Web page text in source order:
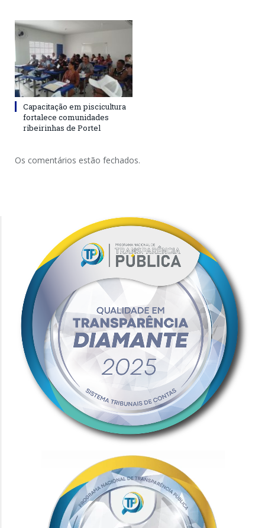
Capacitação em piscicultura
fortalece comunidades
ribeirinhas de Portel
Os comentários estão fechados.